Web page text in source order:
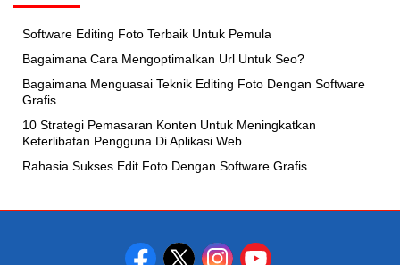
Software Editing Foto Terbaik Untuk Pemula
Bagaimana Cara Mengoptimalkan Url Untuk Seo?
Bagaimana Menguasai Teknik Editing Foto Dengan Software
Grafis
10 Strategi Pemasaran Konten Untuk Meningkatkan
Keterlibatan Pengguna Di Aplikasi Web
Rahasia Sukses Edit Foto Dengan Software Grafis